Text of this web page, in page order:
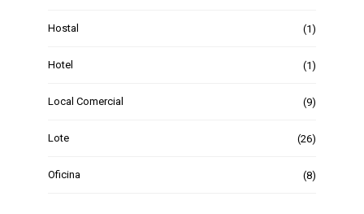
Hostal (1)
Hotel (1)
Local Comercial (9)
Lote (26)
Oficina (8)